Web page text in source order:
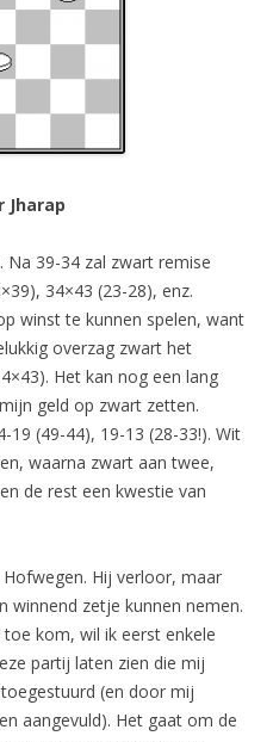
Jharap
Na 39-34 zal zwart remise
34×43 (23-28), enz.
winst te kunnen spelen, want
overzag zwart het
Het kan nog een lang
geld op zwart zetten.
19 (49-44), 19-13 (28-33!). Wit
waarna zwart aan twee,
de rest een kwestie van
Hij verloor, maar
winnend zetje kunnen nemen.
kom, wil ik eerst enkele
partij laten zien die mij
(en door mij
aangevuld). Het gaat om de